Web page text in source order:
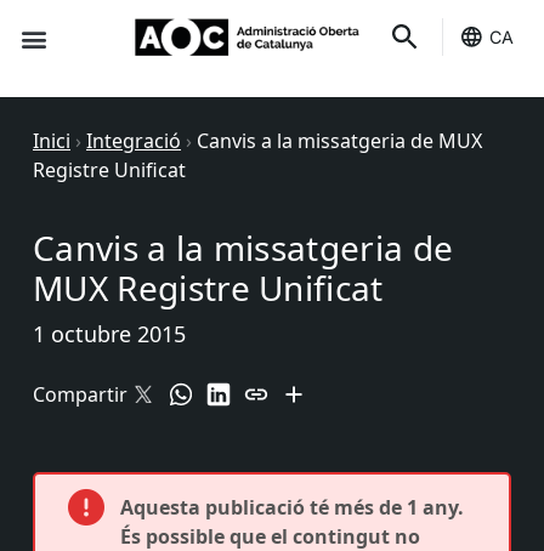
CA
Inici › Integració › Canvis a la missatgeria de MUX
Registre Unificat
Canvis a la missatgeria de
MUX Registre Unificat
1 octubre 2015
Compartir
Aquesta publicació té més de 1 any.
És possible que el contingut no